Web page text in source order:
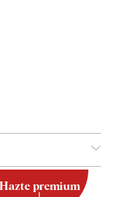
Hazte premium